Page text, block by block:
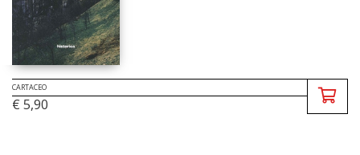
CARTACEO
€ 5,90